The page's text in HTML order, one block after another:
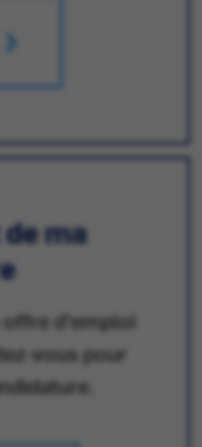
ma
offre d'emploi
vous pour